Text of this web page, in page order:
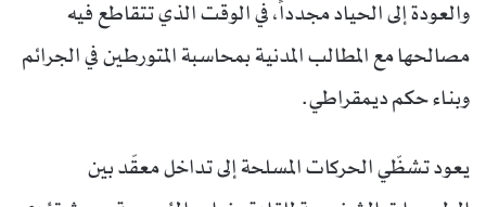
والعودة إلى الحياد مجدداً، في الوقت الذي تتقاطع فيه
مصالحها مع المطالب المدنية بمحاسبة المتورطين في الجرائم
وبناء حكم ديمقراطي.
يعود تشظّي الحركات المسلحة إلى تداخل معقّد بين